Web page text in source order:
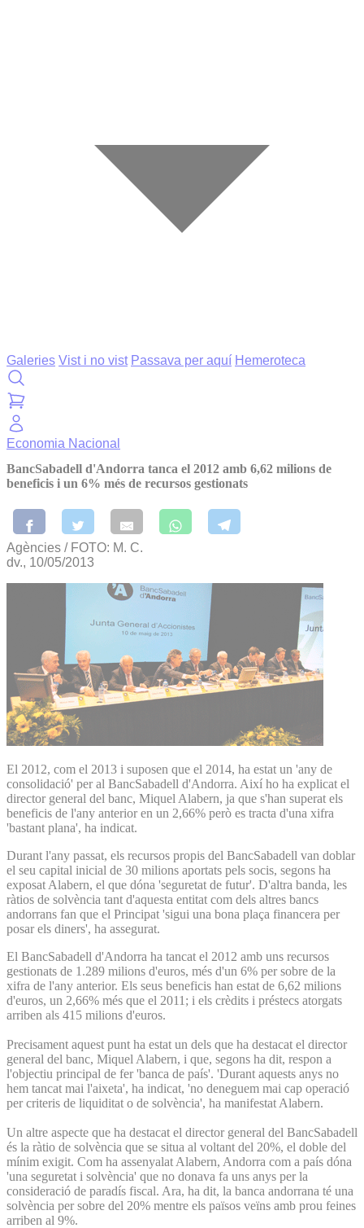
Galeries Vist i no vist Passava per aquí Hemeroteca
Economia Nacional
BancSabadell d'Andorra tanca el 2012 amb 6,62 milions de
beneficis i un 6% més de recursos gestionats
Agències / FOTO: M. C.
dv., 10/05/2013
El 2012, com el 2013 i suposen que el 2014, ha estat un 'any de
consolidació' per al BancSabadell d'Andorra. Així ho ha explicat el
director general del banc, Miquel Alabern, ja que s'han superat els
beneficis de l'any anterior en un 2,66% però es tracta d'una xifra
'bastant plana', ha indicat.
Durant l'any passat, els recursos propis del BancSabadell van doblar
el seu capital inicial de 30 milions aportats pels socis, segons ha
exposat Alabern, el que dóna 'seguretat de futur'. D'altra banda, les
ràtios de solvència tant d'aquesta entitat com dels altres bancs
andorrans fan que el Principat 'sigui una bona plaça financera per
posar els diners', ha assegurat.
El BancSabadell d'Andorra ha tancat el 2012 amb uns recursos
gestionats de 1.289 milions d'euros, més d'un 6% per sobre de la
xifra de l'any anterior. Els seus beneficis han estat de 6,62 milions
d'euros, un 2,66% més que el 2011; i els crèdits i préstecs atorgats
arriben als 415 milions d'euros.
Precisament aquest punt ha estat un dels que ha destacat el director
general del banc, Miquel Alabern, i que, segons ha dit, respon a
l'objectiu principal de fer 'banca de país'. 'Durant aquests anys no
hem tancat mai l'aixeta', ha indicat, 'no deneguem mai cap operació
per criteris de liquiditat o de solvència', ha manifestat Alabern.
Un altre aspecte que ha destacat el director general del BancSabadell
és la ràtio de solvència que se situa al voltant del 20%, el doble del
mínim exigit. Com ha assenyalat Alabern, Andorra com a país dóna
'una seguretat i solvència' que no donava fa uns anys per la
consideració de paradís fiscal. Ara, ha dit, la banca andorrana té una
solvència per sobre del 20% mentre els països veïns amb prou feines
arriben al 9%.